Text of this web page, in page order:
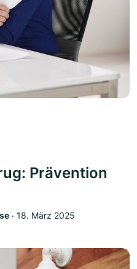
Prävention
‧ 18. März 2025